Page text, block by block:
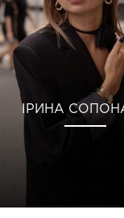
ІРИНА